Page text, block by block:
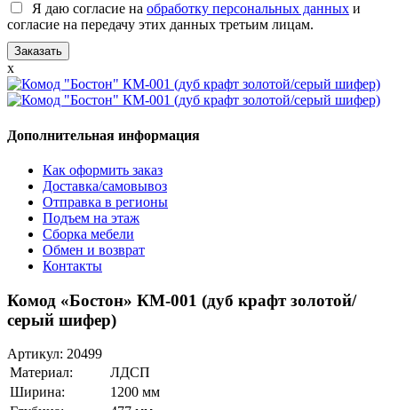
Я даю согласие на обработку персональных данных и
согласие на передачу этих данных третьим лицам.
x
Дополнительная информация
Как оформить заказ
Доставка/самовывоз
Отправка в регионы
Подъем на этаж
Сборка мебели
Обмен и возврат
Контакты
Комод «Бостон» КМ-001 (дуб крафт золотой/
серый шифер)
Артикул: 20499
Материал:
ЛДСП
Ширина:
1200 мм